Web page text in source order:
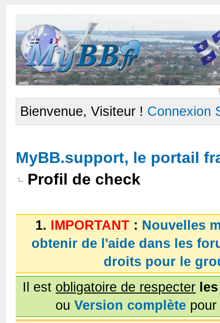
Bienvenue, Visiteur ! Connexion
MyBB.support, le portail
Profil de check
1. IMPORTANT : Nouvelles
obtenir de l'aide dans les
droits pour le
Il est obligatoire de respecter
ouVersion complète